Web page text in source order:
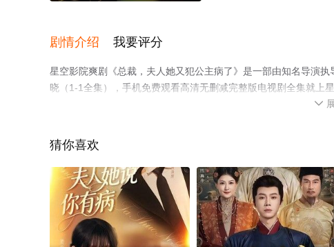
剧情介绍 我要评分
星空影院爽剧《总裁，夫人她又犯公主病了》是一部由知名导演
晓（1-1全集），手机免费观看高清无删减完整版电视剧全集就上

猜你喜欢